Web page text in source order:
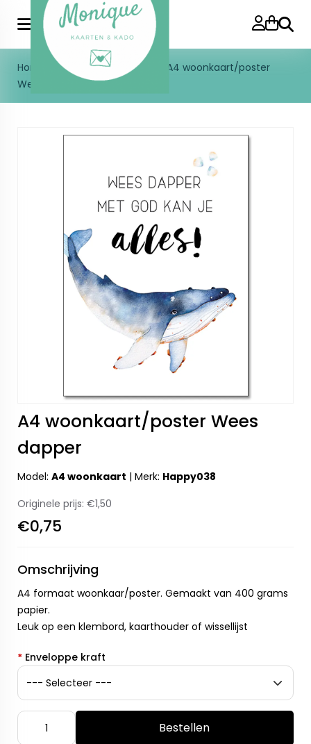
Home Christelijk> A4 kaart
A4 woonkaart/poster
Wees dapper
A4 woonkaart/poster Wees
dapper
Model: A4 woonkaart | Merk: Happy038
Originele prijs: €1,50
€0,75
Omschrijving
A4 formaat woonkaar/poster. Gemaakt van 400 grams
papier.
Leuk op een klembord, kaarthouder of wissellijst
* Enveloppe kraft
Bestellen